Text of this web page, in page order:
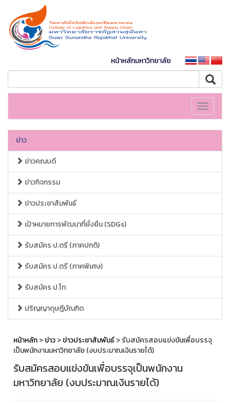
หน้าหลักมหาวิทยาลัย
Toggle
ข่าว
ข่าวคณบดี
ข่าวกิจกรรม
ข่าวประชาสัมพันธ์
เป้าหมายการพัฒนาที่ยั่งยืน (SDGs)
รับสมัคร ป.ตรี (ภาคปกติ)
รับสมัคร ป.ตรี (ภาคพิเศษ)
รับสมัคร ป.โท
ปริญญาดุษฎีบัณฑิต
หน้าหลัก>ข่าว>ข่าวประชาสัมพันธ์> รับสมัครสอบแข่งขันเพื่อบรรจุ
เป็นพนักงานมหาวิทยาลัย (งบประมาณเงินรายได้)
รับสมัครสอบแข่งขันเพื่อบรรจุเป็นพนักงาน
มหาวิทยาลัย (งบประมาณเงินรายได้)